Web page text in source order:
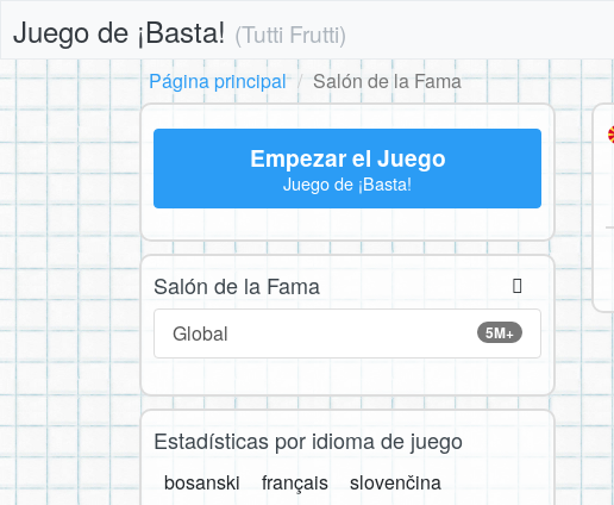
Juego de ¡Basta! (Tutti Frutti)
Página principal
Salón de la Fama
Empezar el Juego
Juego de ¡Basta!
Salón de la Fama
5M+
Global
Estadísticas por idioma de juego
bosanski français
slovenčina